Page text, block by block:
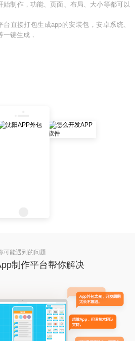
始制作，功能、页面、布局、大小等都可以
台直接打包生成app的安装包，安卓系统、
键生成，
可能遇到的问题
制作平台帮你解决